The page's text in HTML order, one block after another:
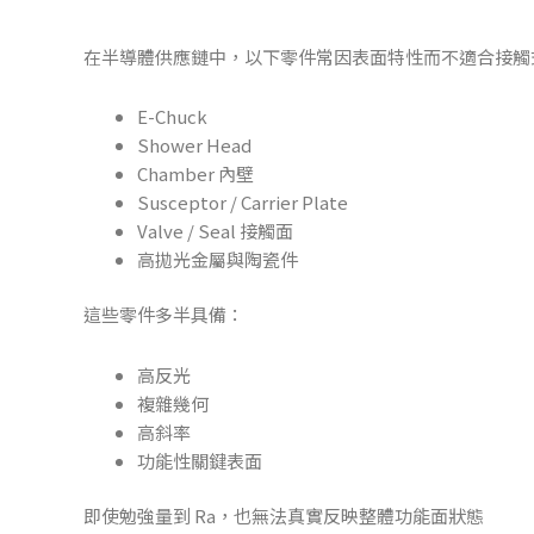
在半導體供應鏈中，以下零件常因表面特性而不適合接
E-Chuck
Shower Head
Chamber 內壁
Susceptor / Carrier Plate
Valve / Seal 接觸面
高拋光金屬與陶瓷件
這些零件多半具備：
高反光
複雜幾何
高斜率
功能性關鍵表面
即使勉強量到 Ra，也無法真實反映整體功能面狀態